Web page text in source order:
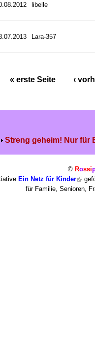
libelle
Lara-357
« erste Seite ‹
Streng geheim! Nur für
© Rossi
Ein Netz für Kinder
für Familie, Senioren,